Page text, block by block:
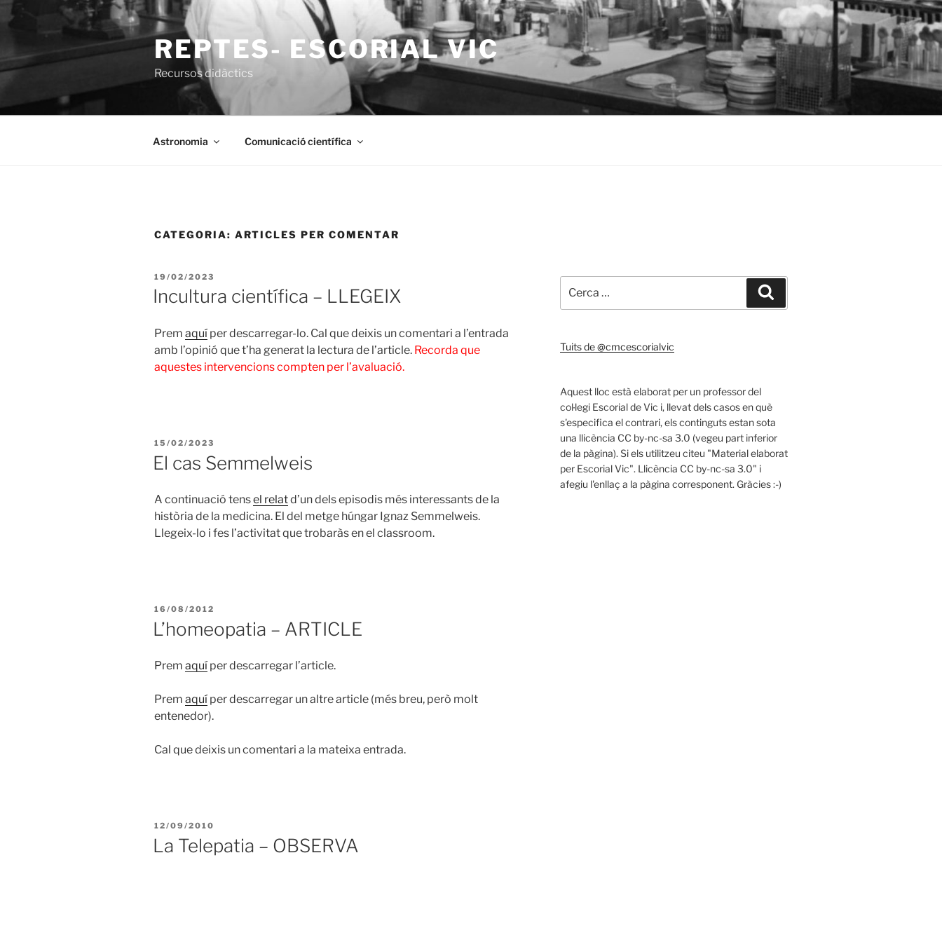
al
REPTES- ESCORIAL VIC
Recursos didàctics
Astronomia Comunicació científica
CATEGORIA: ARTICLES PER COMENTAR
PUBLICAT
A
19/02/2023
Incultura científica – LLEGEIX
Prem aquí per descarregar-lo. Cal que deixis un comentari a l’entrada
amb l’opinió que t’ha generat la lectura de l’article. Recorda que
aquestes intervencions compten per l’avaluació.
PUBLICAT
A
15/02/2023
El cas Semmelweis
A continuació tensel relatd’un dels episodis més interessants de la
història de la medicina. El del metge húngar Ignaz Semmelweis.
Llegeix-lo i fes l’activitat que trobaràs en el classroom.
PUBLICAT
A
16/08/2012
L’homeopatia – ARTICLE
Prem aquí per descarregar l’article.
Prem aquí per descarregar un altre article (més breu, però molt
entenedor).
Cal que deixis un comentari a la mateixa entrada.
PUBLICAT
A
12/09/2010
La Telepatia – OBSERVA
Tuits de @cmcescorialvic
Aquest lloc està elaborat per un professor del
col·legi Escorial de Vic i, llevat dels casos en què
s'especifica el contrari, els continguts estan sota
una llicència CC by-nc-sa 3.0 (vegeu part inferior
de la pàgina). Si els utilitzeu citeu "Material elaborat
per Escorial Vic". Llicència CC by-nc-sa 3.0" i
afegiu l'enllaç a la pàgina corresponent. Gràcies :-)